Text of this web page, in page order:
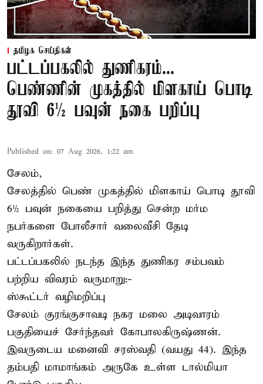
தமிழக செய்திகள்
பட்டப்பகலில் துணிகரம்...
பெண்ணின் முகத்தில் மிளகாய் பொடி
தூவி 6½ பவுன் நகை பறிப்பு
Published on: 07 Aug 2026, 1:22 am
சேலம்,
சேலத்தில் பெண் முகத்தில் மிளகாய் பொடி தூவி
6½ பவுன் நகையை பறித்து சென்ற மர்ம
நபர்களை போலீசார் வலைவீசி தேடி
வருகிறார்கள்.
பட்டப்பகலில் நடந்த இந்த துணிகர சம்பவம்
பற்றிய விவரம் வருமாறு:-
ஸ்கூட்டர் வழிமறிப்பு
சேலம் குரங்குசாவடி நகர மலை அடிவாரம்
பகுதியைச் சேர்ந்தவர் கோபாலகிருஷ்ணன்.
இவருடைய மனைவி சரஸ்வதி (வயது 44). இந்த
தம்பதி மாமாங்கம் அருகே உள்ள டால்மியா